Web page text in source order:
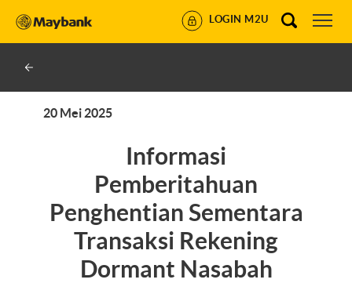
LOGIN M2U
20 Mei 2025
Informasi
Pemberitahuan
Penghentian Sementara
Transaksi Rekening
Dormant Nasabah